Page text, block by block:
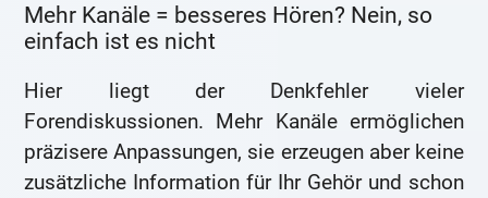
Mehr Kanäle = besseres Hören? Nein, so
einfach ist es nicht
Hier liegt der Denkfehler vieler
Forendiskussionen. Mehr Kanäle ermöglichen
präzisere Anpassungen, sie erzeugen aber keine
zusätzliche Information für Ihr Gehör und schon